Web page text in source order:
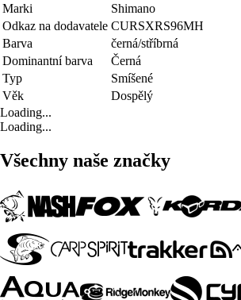
Marki
Shimano
Odkaz na dodavatele CURSXRS96MH
Barva
černá/stříbrná
Dominantní barva
Černá
Typ
Smíšené
Věk
Dospělý
Loading...
Loading...
Všechny naše značky